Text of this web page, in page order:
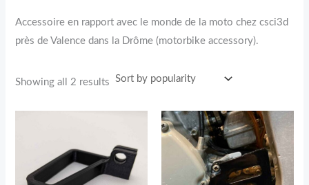
Accessoire en rapport avec le monde de la moto chez csci3d
près de Valence dans la Drôme (motorbike accessory).
Showing all 2 results